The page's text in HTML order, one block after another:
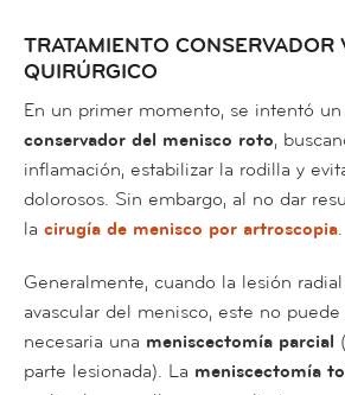
TRATAMIENTO CONSERVADOR
QUIRÚRGICO
En un primer momento, se intentó un
conservador del menisco roto,
inflamación, estabilizar la rodilla y
dolorosos. Sin embargo, al no dar
la cirugía de menisco por artroscopia.
Generalmente, cuando la lesión
avascular del menisco, este no
necesaria una meniscectomía parcial
parte lesionada). La meniscectomía